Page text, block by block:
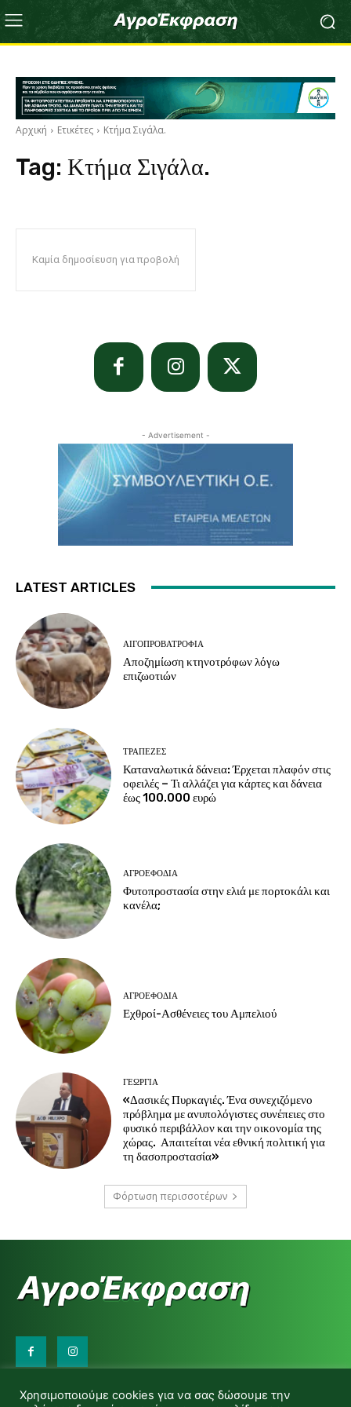
Αρχική Ετικέτες Κτήμα Σιγάλα.
Tag: Κτήμα Σιγάλα.
Καμία δημοσίευση για προβολή
- Advertisement -
LATEST ARTICLES
ΑΙΓΟΠΡΟΒΑΤΡΟΦΊΑ
Αποζημίωση κτηνοτρόφων λόγω
επιζωοτιών
ΤΡΆΠΕΖΕΣ
Καταναλωτικά δάνεια: Έρχεται πλαφόν στις
οφειλές – Τι αλλάζει για κάρτες και δάνεια
έως 100.000 ευρώ
ΑΓΡΟΕΦΌΔΙΑ
Φυτοπροστασία στην ελιά με πορτοκάλι και
κανέλα;
ΑΓΡΟΕΦΌΔΙΑ
Εχθροί-Ασθένειες του Αμπελιού
ΓΕΩΡΓΊΑ
«Δασικές Πυρκαγιές. Ένα συνεχιζόμενο
πρόβλημα με ανυπολόγιστες συνέπειες στο
φυσικό περιβάλλον και την οικονομία της
χώρας. Απαιτείται νέα εθνική πολιτική για
τη δασοπροστασία»
Φόρτωση περισσοτέρων
d.makas@yahoo.gr
Χρησιμοποιούμε cookies για να σας δώσουμε την